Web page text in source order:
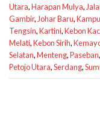
Utara,Harapan Mulya,
Gambir, Johar Baru,
Tengsin,Kartini,Kebon
Melati,Kebon Sirih,
Selatan,Menteng,Paseban,
Petojo Utara,Serdang,